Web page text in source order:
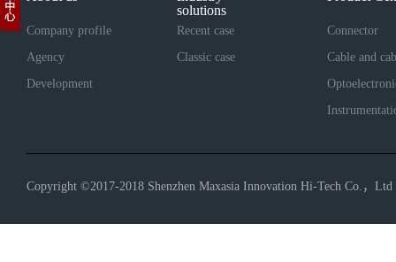
Company profile
Agency
Development
solutions
Recent case
Classic case
Connector
Cable and
Copyright ©2017-2018 Shenzhen Maxasia Innovation Hi-Tech Co.，Ltd